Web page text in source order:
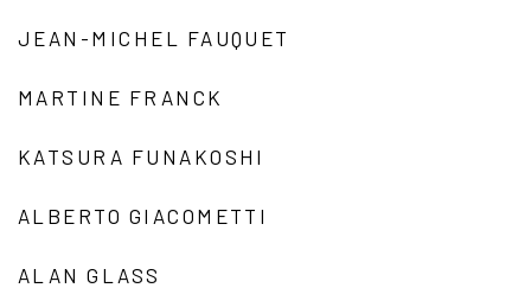
JEAN-MICHEL FAUQUET
MARTINE FRANCK
KATSURA FUNAKOSHI
ALBERTO GIACOMETTI
ALAN GLASS